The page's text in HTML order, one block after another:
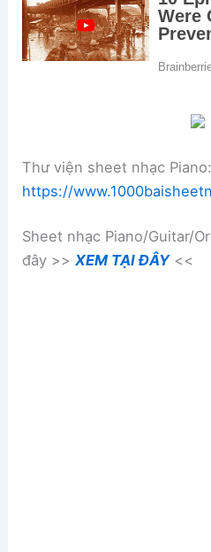
Thư viện sheet nhạc Piano:
https://
Sheet nhạc Piano/Guitar/
đây >>XEM TẠI ĐÂY<<